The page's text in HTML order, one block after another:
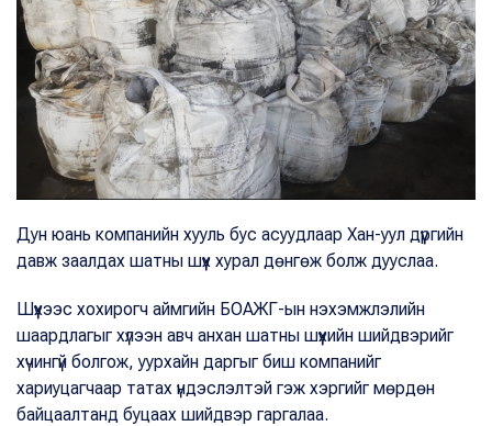
Дун юань компанийн хууль бус асуудлаар Хан-уул дүүргийн
давж заалдах шатны шүүх хурал дөнгөж болж дууслаа.
Шүүхээс хохирогч аймгийн БОАЖГ-ын нэхэмжлэлийн
шаардлагыг хүлээн авч анхан шатны шүүхийн шийдвэрийг
хүчингүй болгож, уурхайн даргыг биш компанийг
хариуцагчаар татах үндэслэлтэй гэж хэргийг мөрдөн
байцаалтанд буцаах шийдвэр гаргалаа.